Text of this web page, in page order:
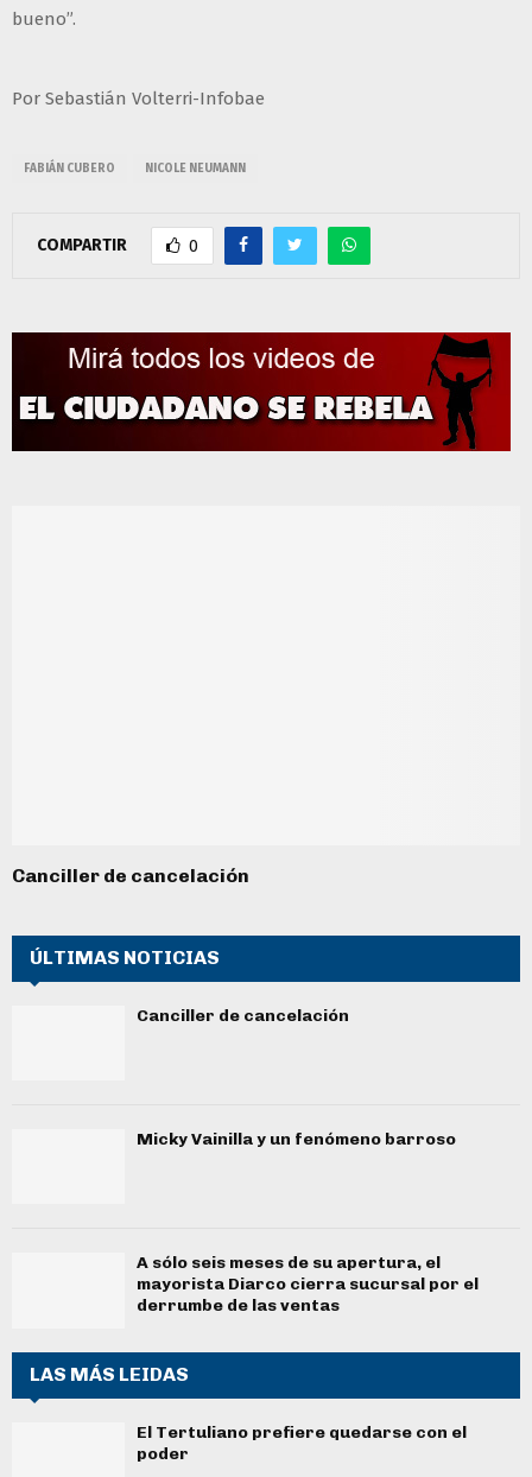
bueno”.
Por Sebastián Volterri-Infobae
FABIÁN CUBERO NICOLE NEUMANN
COMPARTIR 0
Canciller de cancelación
ÚLTIMAS NOTICIAS
Canciller de cancelación
Micky Vainilla y un fenómeno barroso
A sólo seis meses de su apertura, el
mayorista Diarco cierra sucursal por el
derrumbe de las ventas
LAS MÁS LEIDAS
El Tertuliano prefiere quedarse con el
poder